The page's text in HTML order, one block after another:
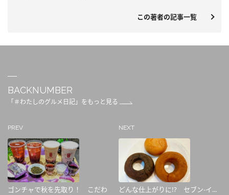
この著者の記事一覧
BACKNUMBER
「＃わたしのグルメ日記」をもっと見る
PREV
ゴンチャで秋を先取り！ こだわ
NEXT
どんな仕上がりに!? セブン-イ...